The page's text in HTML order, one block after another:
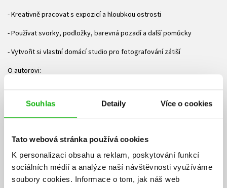
Souhlas Detaily Více o cookies
Tato webová stránka používá cookies
K personalizaci obsahu a reklam, poskytování funkcí
sociálních médií a analýze naší návštěvnosti využíváme
soubory cookies. Informace o tom, jak náš web
- Kreativně pracovat s expozicí a hloubkou ostrosti
- Používat svorky, podložky, barevná pozadí a další pomůcky
- Vytvořit si vlastní domácí studio pro fotografování zátiší
O autorovi:
Harold Davis je profesionální fotograf a za své snímky již získal řadu
mezinárodních ocenění. Bohaté zkušenosti využívá při psaní knih pro
začínající i pokročilé fotografy. Celkově má již na svém kontě více než
nebo Expozice a světlo v digitální fotografii. S jeho prací se můžete
seznámit na adresehttp://www.photoblog2.com/.
Ke stažení